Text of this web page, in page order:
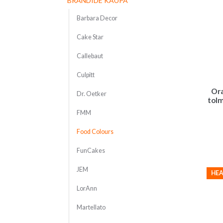
Barbara Decor
Cake Star
Callebaut
Culpitt
Dr. Oetker
FMM
Food Colours
FunCakes
JEM
LorAnn
Martellato